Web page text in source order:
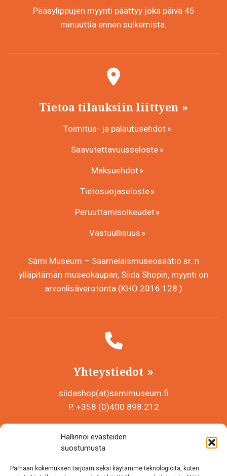
Hallinnoi evästeiden
suostumusta
Parhaan kokemuksen tarjoamiseksi käytämme teknologioita, kuten
Pääsylippujen myynti päättyy joka päivä 45
minuuttia ennen sulkemista.
Tietoa tilauksiin liittyen
Toimitus- ja palautusehdot
Saavutettavuusseloste
Maksuehdot
Tietosuojaseloste
Peruuttamisoikeudet
Vastuullisuus
Sámi Museum – Saamelaismuseosäätiö sr.:n
ylläpitämän museokaupan, Siida Shopin, myynti on
arvonlisäverotonta (KHO 2016:128.)
Yhteystiedot
siidashop(at)samimuseum.fi
P. +358 (0)400 898 212
Y-tunnus 0625907-2